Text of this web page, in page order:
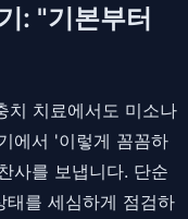
: "기본부터
치 치료에서도 미소나
에서 '이렇게 꼼꼼하
사를 보냅니다. 단순
를 세심하게 점검하